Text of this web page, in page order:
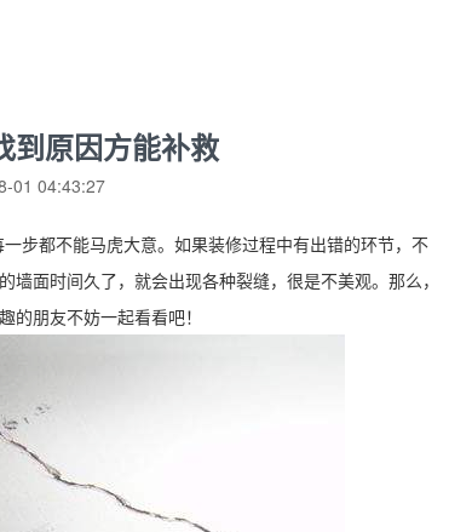
到原因方能补救
01 04:43:27
步都不能马虎大意。如果装修过程中有出错的环节，不
面时间久了，就会出现各种裂缝，很是不美观。那么，
朋友不妨一起看看吧！